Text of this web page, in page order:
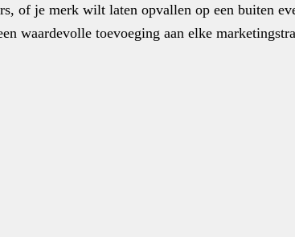
of je merk wilt laten opvallen op een buiten
waardevolle toevoeging aan elke